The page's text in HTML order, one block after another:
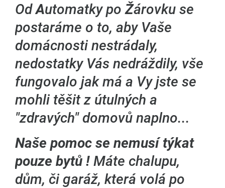
OdAutomatky po Žárovku se
postaráme o to, aby Vaše
domácnosti nestrádaly,
nedostatky Vás nedráždily, vše
fungovalo jak má a Vy jste se
mohli těšit z útulných a
"zdravých" domovů naplno...
Naše pomoc se nemusí týkat
pouze bytů ! Máte chalupu,
dům, či garáž, která volá po